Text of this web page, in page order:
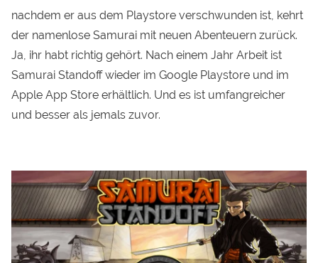
nachdem er aus dem Playstore verschwunden ist, kehrt
der namenlose Samurai mit neuen Abenteuern zurück.
Ja, ihr habt richtig gehört. Nach einem Jahr Arbeit ist
Samurai Standoffwieder im Google Playstore und im
Apple App Store erhältlich. Und es ist umfangreicher
und besser als jemals zuvor.